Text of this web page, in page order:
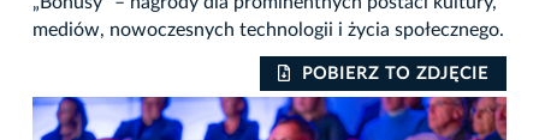
mediów, nowoczesnych technologii i życia społecznego.
POBIERZ TO ZDJĘCIE